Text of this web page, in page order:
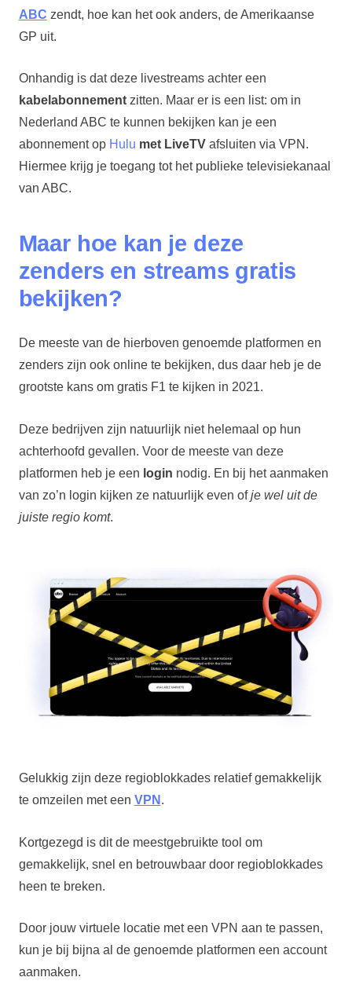
ABC zendt, hoe kan het ook anders, de Amerikaanse
GP uit.
Onhandig is dat deze livestreams achter een
kabelabonnementzitten. Maar er is een list: om in
Nederland ABC te kunnen bekijken kan je een
abonnement op Hulu met LiveTVafsluiten via VPN.
Hiermee krijg je toegang tot het publieke televisiekanaal
van ABC.
Maar hoe kan je deze
zenders en streams gratis
bekijken?
De meeste van de hierboven genoemde platformen en
zenders zijn ook online te bekijken, dus daar heb je de
grootste kans om gratis F1 te kijken in 2021.
Deze bedrijven zijn natuurlijk niet helemaal op hun
achterhoofd gevallen. Voor de meeste van deze
platformen heb je een login nodig. En bij het aanmaken
van zo’n login kijken ze natuurlijk even ofje wel uit de
juiste regio komt.
Gelukkig zijn deze regioblokkades relatief gemakkelijk
te omzeilen met een VPN .
Kortgezegd is dit de meestgebruikte tool om
gemakkelijk, snel en betrouwbaar door regioblokkades
heen te breken.
Door jouw virtuele locatie met een VPN aan te passen,
kun je bij bijna al de genoemde platformen een account
aanmaken.